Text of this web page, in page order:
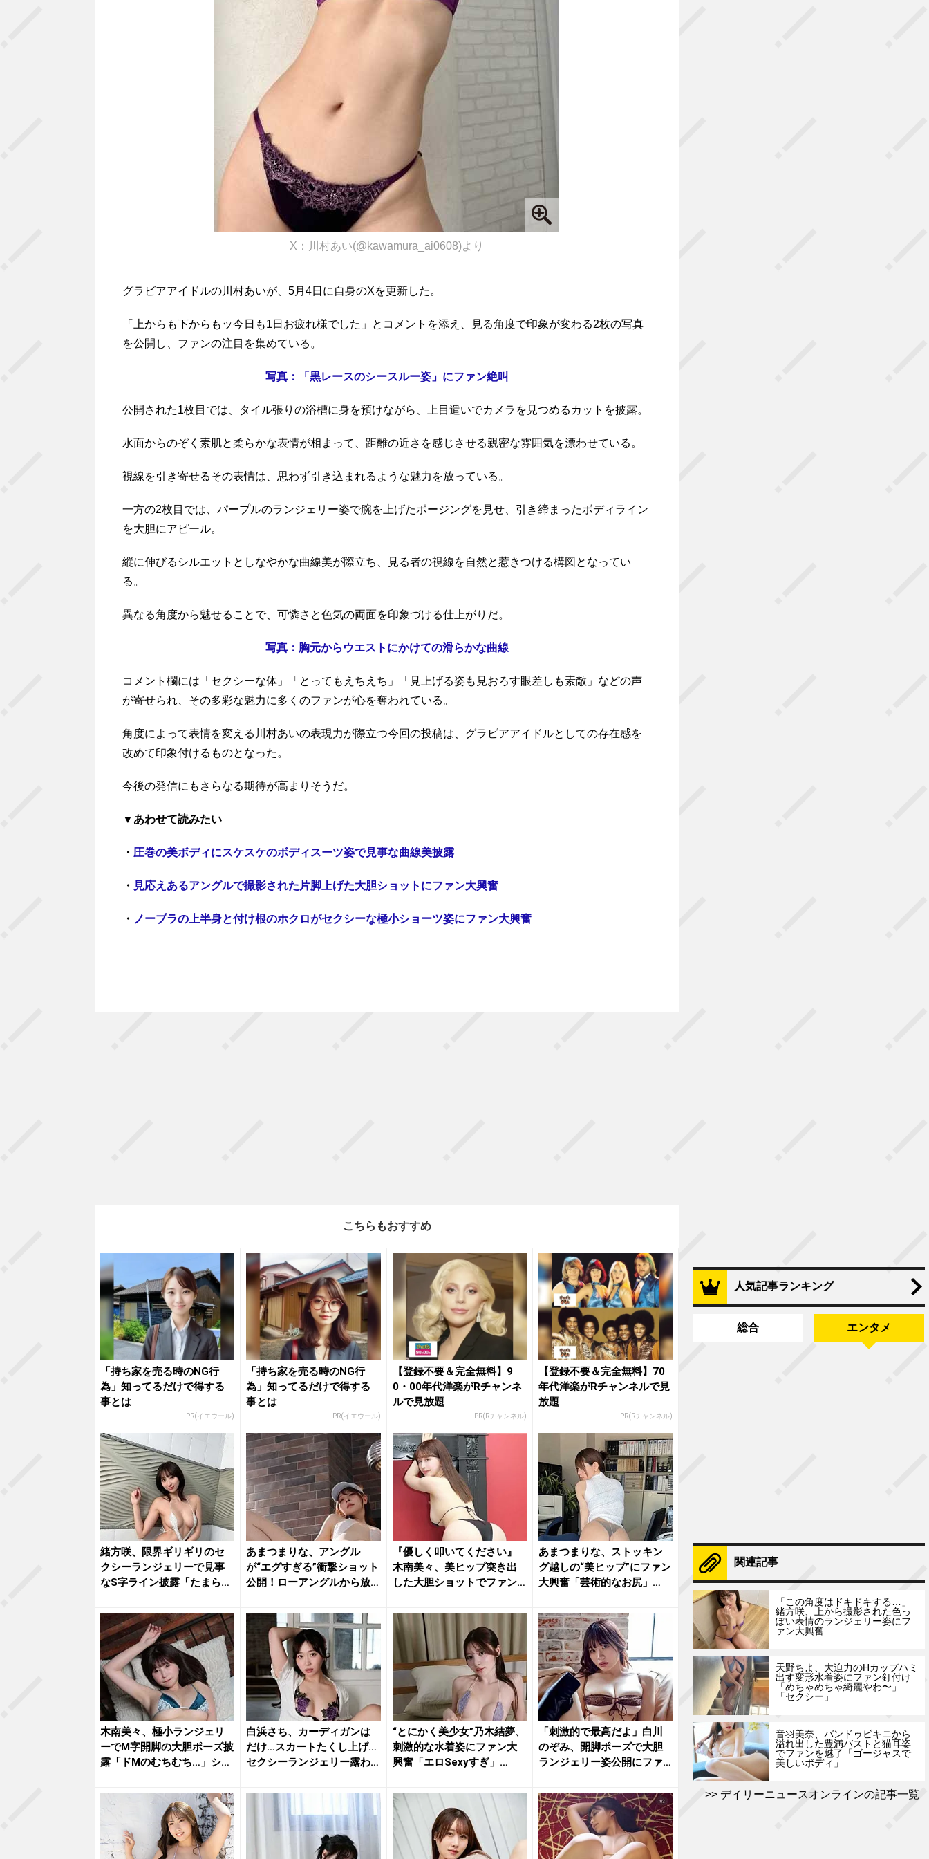
X：川村あい(@kawamura_ai0608)より
グラビアアイドルの川村あいが、5月4日に自身のXを更新した。
「上からも下からもッ今日も1日お疲れ様でした」とコメントを添え、見る角度で印象が変わる2枚の写真
を公開し、ファンの注目を集めている。
写真：「黒レースのシースルー姿」にファン絶叫
公開された1枚目では、タイル張りの浴槽に身を預けながら、上目遣いでカメラを見つめるカットを披露。
水面からのぞく素肌と柔らかな表情が相まって、距離の近さを感じさせる親密な雰囲気を漂わせている。
視線を引き寄せるその表情は、思わず引き込まれるような魅力を放っている。
一方の2枚目では、パープルのランジェリー姿で腕を上げたポージングを見せ、引き締まったボディライン
を大胆にアピール。
縦に伸びるシルエットとしなやかな曲線美が際立ち、見る者の視線を自然と惹きつける構図となってい
る。
異なる角度から魅せることで、可憐さと色気の両面を印象づける仕上がりだ。
写真：胸元からウエストにかけての滑らかな曲線
コメント欄には「セクシーな体」「とってもえちえち」「見上げる姿も見おろす眼差しも素敵」などの声
が寄せられ、その多彩な魅力に多くのファンが心を奪われている。
角度によって表情を変える川村あいの表現力が際立つ今回の投稿は、グラビアアイドルとしての存在感を
改めて印象付けるものとなった。
今後の発信にもさらなる期待が高まりそうだ。
▼あわせて読みたい
・ 圧巻の美ボディにスケスケのボディスーツ姿で見事な曲線美披露
・ 見応えあるアングルで撮影された片脚上げた大胆ショットにファン大興奮
・ ノーブラの上半身と付け根のホクロがセクシーな極小ショーツ姿にファン大興奮
こちらもおすすめ
「持ち家を売る時のNG行
為」知ってるだけで得する
事とは
PR(イエウール)
「持ち家を売る時のNG行
為」知ってるだけで得する
事とは
PR(イエウール)
【登録不要＆完全無料】9
0・00年代洋楽がRチャンネ
ルで見放題
PR(Rチャンネル)
【登録不要＆完全無料】70
年代洋楽がRチャンネルで見
放題
PR(Rチャンネル)
緒方咲、限界ギリギリのセ
クシーランジェリーで見事
なS字ライン披露「たまらな
あまつまりな、アングル
が“エグすぎる”衝撃ショット
公開！ローアングルから放
『優しく叩いてください』
木南美々、美ヒップ突き出
した大胆ショットでファン
あまつまりな、ストッキン
グ越しの“美ヒップ”にファン
大興奮「芸術的なお尻」
木南美々、極小ランジェリ
ーでM字開脚の大胆ポーズ披
露「ドMのむちむち…」ショ
白浜さち、カーディガンは
だけ…スカートたくし上げ…
セクシーランジェリー露わ
“とにかく美少女”乃木結夢、
刺激的な水着姿にファン大
興奮「エロSexyすぎ」
「刺激的で最高だよ」白川
のぞみ、開脚ポーズで大胆
ランジェリー姿公開にファ
人気記事ランキング
総合 エンタメ
関連記事
「この角度はドキドキする…」
緒方咲、上から撮影された色っ
ぽい表情のランジェリー姿にフ
ァン大興奮
天野ちよ、大迫力のHカップハミ
出す変形水着姿にファン釘付け
「めちゃめちゃ綺麗やわ〜」
「セクシー」
音羽美奈、バンドゥビキニから
溢れ出した豊満バストと猫耳姿
でファンを魅了「ゴージャスで
美しいボディ」
デイリーニュースオンラインの記事一覧